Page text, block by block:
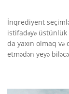
İnqrediyent
istifadəyə üstünlük
da yaxın olmaq və
etmədən yeyə